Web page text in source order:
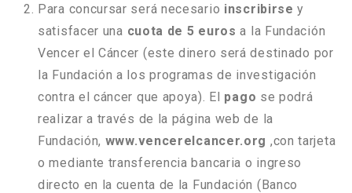
Para concursar será necesario inscribirse y
satisfacer una cuota de 5 euros a la Fundación
Vencer el Cáncer (este dinero será destinado por
la Fundación a los programas de investigación
contra el cáncer que apoya). El pago se podrá
realizar a través de la página web de la
Fundación, www.vencerelcancer.org ,con tarjeta
o mediante transferencia bancaria o ingreso
directo en la cuenta de la Fundación (Banco